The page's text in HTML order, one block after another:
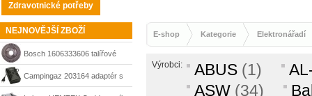
Zdravotnické potřeby
NEJNOVĚJŠÍ ZBOŽÍ
Bosch 1606333606 talířové
kolo převodovky pro úhlové
Campingaz 203164 adaptér s
E-shop Kategorie Elektronářadí
Výrobci: ABUS (1)
ASW (34)